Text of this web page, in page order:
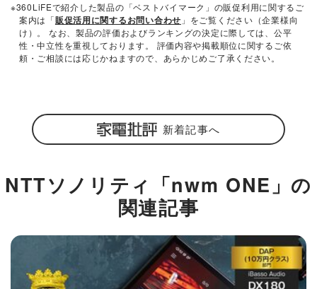
※360LiFEで紹介した製品の「ベストバイマーク」の販促利用に関するご
案内は「販促活用に関するお問い合わせ 」をご覧ください（企業様向
け）。 なお、製品の評価およびランキングの決定に際しては、公平
性・中立性を重視しております。 評価内容や掲載順位に関するご依
頼・ご相談には応じかねますので、あらかじめご了承ください。
新着記事へ
NTTソノリティ「nwm ONE」の
関連記事